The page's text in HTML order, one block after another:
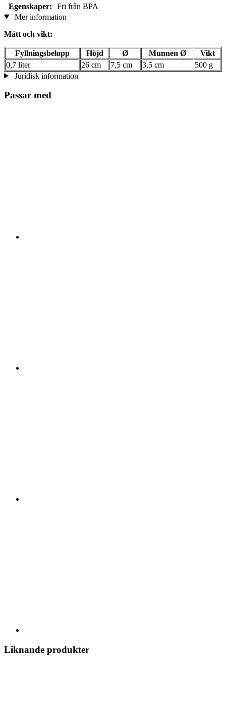
Egenskaper:
Fri från BPA
Mer information
Mått och vikt:
Fyllningsbelopp Höjd Ø Munnen Ø
Vikt
0,7 liter
26 cm 7,5 cm 3,5 cm
500 g
Juridisk information
Passar med
Liknande produkter